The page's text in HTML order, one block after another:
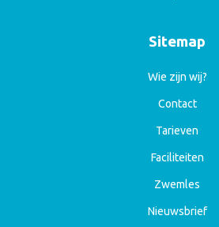
Sitemap
Wie zijn wij?
Contact
Tarieven
Faciliteiten
Zwemles
Nieuwsbrief